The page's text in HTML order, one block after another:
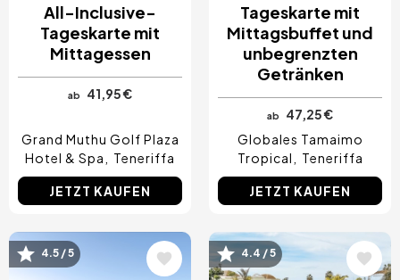
All-Inclusive-
Tageskarte mit
Mittagessen
ab 41,95 €
Grand Muthu Golf Plaza
Hotel & Spa
Teneriffa
JETZT KAUFEN
Tageskarte mit
Mittagsbuffet und
unbegrenzten
Getränken
ab
47,25 €
Globales Tamaimo
Tropical
Teneriffa
JETZT KAUFEN
Bild4.5 / 5 Bild4.4 / 5